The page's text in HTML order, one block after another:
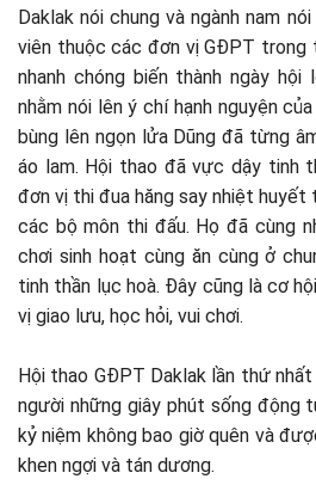
Daklak nói chung và ngành nam
viên thuộc các đơn vị GĐPT
nhanh chóng biến thành ngày hội
nhằm nói lên ý chí hạnh nguyện
bùng lên ngọn lửa Dũng đã từng
áo lam. Hội thao đã vực dậy tinh
đơn vị thi đua hăng say nhiệt
các bộ môn thi đấu. Họ đã cùng
chơi sinh hoạt cùng ăn cùng ở
tinh thần lục hoà. Đây cũng là cơ
vị giao lưu, học hỏi, vui chơi.
Hội thao GĐPT Daklak lần thứ
người những giây phút sống động
kỷ niệm không bao giờ quên và
khen ngợi và tán dương.